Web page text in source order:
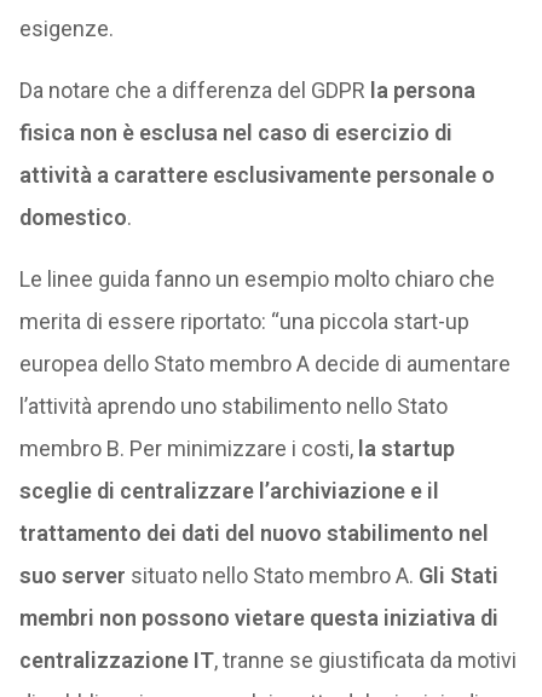
esigenze.
Da notare che a differenza del GDPR la persona
fisica non è esclusa nel caso di esercizio di
attività a carattere esclusivamente personale o
domestico.
Le linee guida fanno un esempio molto chiaro che
merita di essere riportato: “una piccola start-up
europea dello Stato membro A decide di aumentare
l’attività aprendo uno stabilimento nello Stato
membro B. Per minimizzare i costi, la startup
sceglie di centralizzare l’archiviazione e il
trattamento dei dati del nuovo stabilimento nel
suo server situato nello Stato membro A. Gli Stati
membri non possono vietare questa iniziativa di
centralizzazione IT, tranne se giustificata da motivi